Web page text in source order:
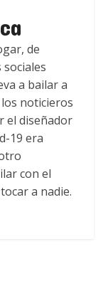
de
a bailar a
noticieros
el diseñador
19 era
con el
a nadie.